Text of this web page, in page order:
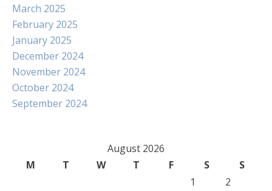
March 2025
February 2025
January 2025
December 2024
November 2024
October 2024
September 2024
August 2026
M
T W T F S
S
1
2